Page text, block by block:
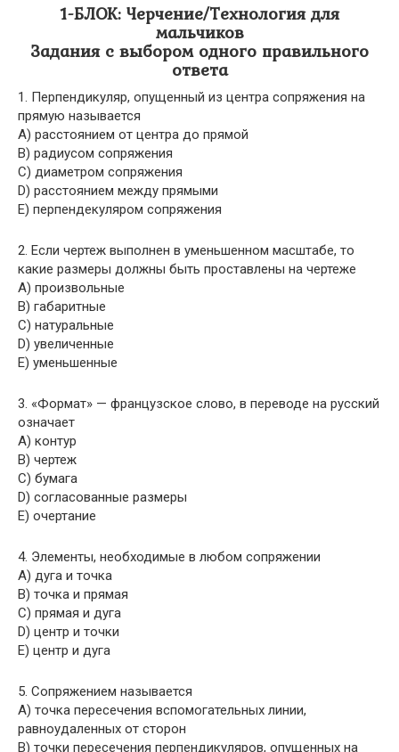
1-БЛОК: Черчение/Технология для
мальчиков
Задания с выбором одного правильного
ответа
1. Перпендикуляр, опущенный из центра сопряжения на
прямую называется
A) расстоянием от центра до прямой
B) радиусом сопряжения
C) диаметром сопряжения
D) расстоянием между прямыми
E) перпендекуляром сопряжения
2. Если чертеж выполнен в уменьшенном масштабе, то
какие размеры должны быть проставлены на чертеже
A) произвольные
B) габаритные
C) натуральные
D) увеличенные
E) уменьшенные
3. «Формат» — французское слово, в переводе на русский
означает
A) контур
B) чертеж
C) бумага
D) согласованные размеры
E) очертание
4. Элементы, необходимые в любом сопряжении
A) дуга и точка
B) точка и прямая
C) прямая и дуга
D) центр и точки
E) центр и дуга
5. Сопряжением называется
A) точка пересечения вспомогательных линии,
равноудаленных от сторон
B) точки пересечения перпендикуляров, опущенных на